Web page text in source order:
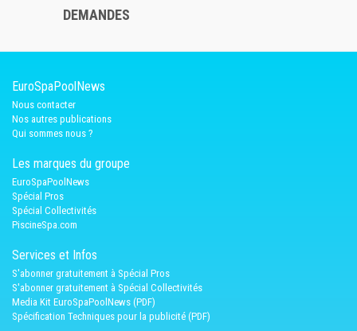
DEMANDES
EuroSpaPoolNews
Nous contacter
Nos autres publications
Qui sommes nous ?
Les marques du groupe
EuroSpaPoolNews
Spécial Pros
Spécial Collectivités
PiscineSpa.com
Services et Infos
S'abonner gratuitement à Spécial Pros
S'abonner gratuitement à Spécial Collectivités
Media Kit EuroSpaPoolNews (PDF)
Spécification Techniques pour la publicité (PDF)